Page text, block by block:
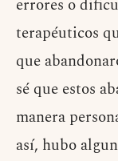
errores o
terapéuticos
que
sé que estos
manera
así, hubo